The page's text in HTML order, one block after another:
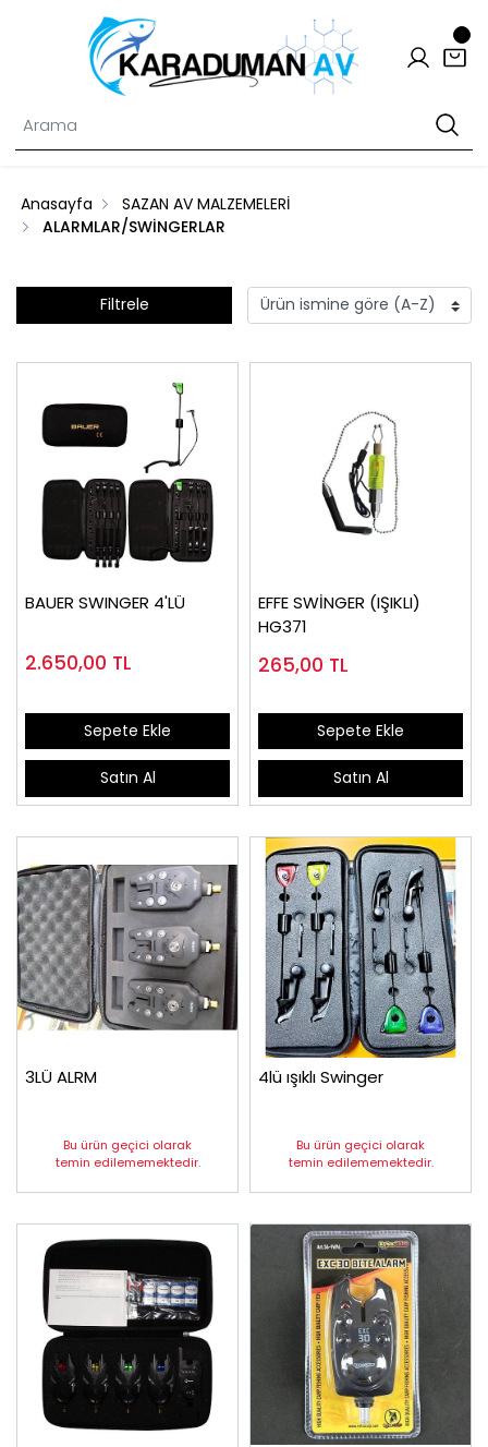
Anasayfa
SAZAN AV MALZEMELERİ
ALARMLAR/SWİNGERLAR
Filtrele
BAUER SWINGER 4'LÜ
2.650,00 TL
Sepete Ekle
Satın Al
EFFE SWİNGER (IŞIKLI)
HG371
265,00 TL
Sepete Ekle
Satın Al
3LÜ ALRM
Bu ürün geçici olarak
temin edilememektedir.
4lü ışıklı Swinger
Bu ürün geçici olarak
temin edilememektedir.